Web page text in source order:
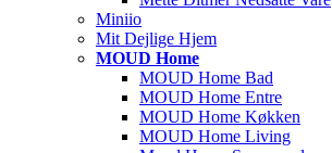
Miniio
Mit Dejlige Hjem
MOUD Home
MOUD Home Bad
MOUD Home Entre
MOUD Home Køkken
MOUD Home Living